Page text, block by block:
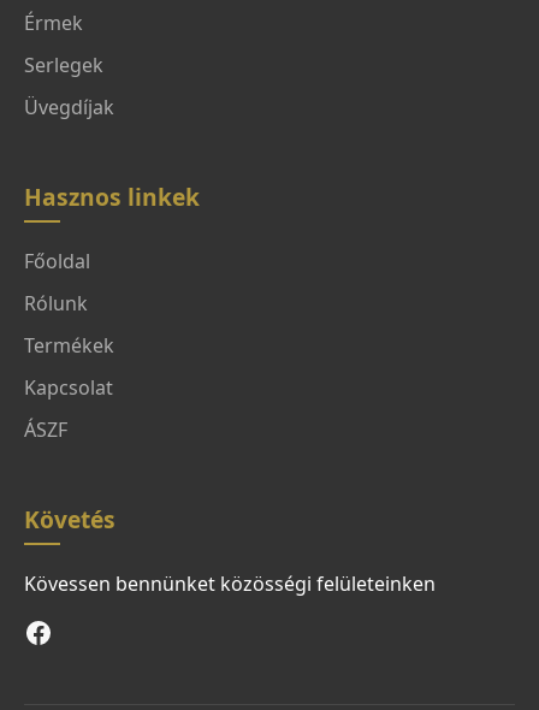
Érmek
Serlegek
Üvegdíjak
Hasznos linkek
Főoldal
Rólunk
Termékek
Kapcsolat
ÁSZF
Követés
Kövessen bennünket közösségi felületeinken